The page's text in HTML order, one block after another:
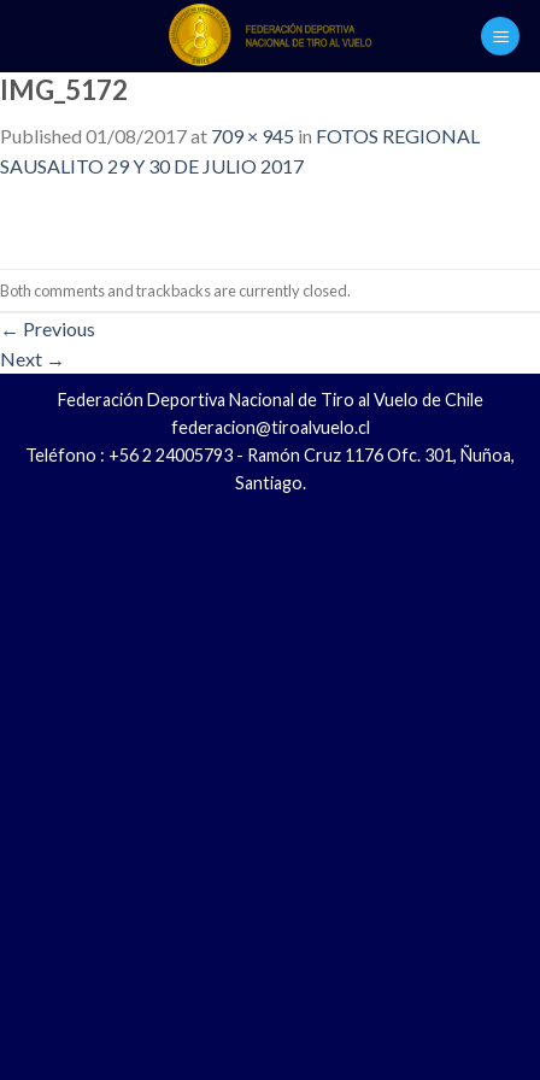
content
IMG_5172
Published 01/08/2017at 709 × 945 in FOTOS REGIONAL
SAUSALITO 29 Y 30 DE JULIO 2017
Both comments and trackbacks are currently closed.
← Previous
Next →
Federación Deportiva Nacional de Tiro al Vuelo de Chile
federacion@tiroalvuelo.cl
Teléfono : +56 2 24005793 - Ramón Cruz 1176 Ofc. 301, Ñuñoa,
Santiago.